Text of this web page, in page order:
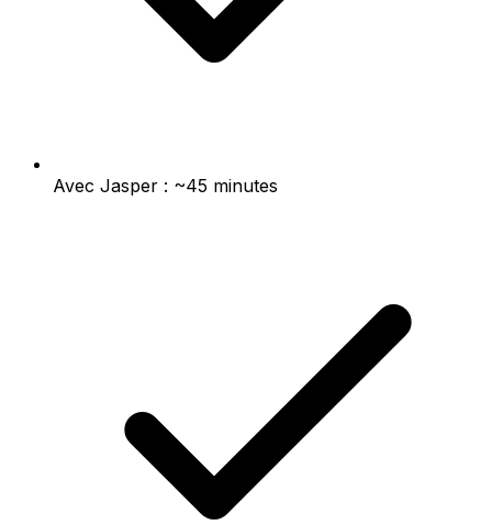
Avec Jasper : ~45 minutes